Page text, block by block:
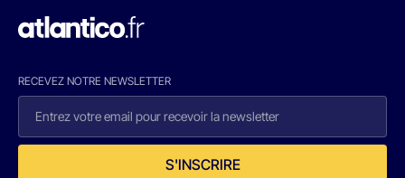
RECEVEZ NOTRE NEWSLETTER
S'INSCRIRE